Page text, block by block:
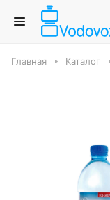
Главная Каталог